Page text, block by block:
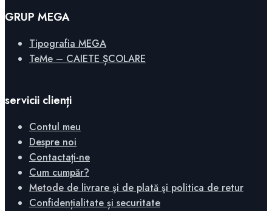
GRUP MEGA
Tipografia MEGA
TeMe – CAIETE ȘCOLARE
servicii clienți
Contul meu
Despre noi
Contactați-ne
Cum cumpăr?
Metode de livrare şi de plată şi politica de retur
Confidențialitate și securitate